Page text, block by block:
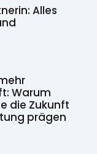
Alles
Warum
die Zukunft
prägen